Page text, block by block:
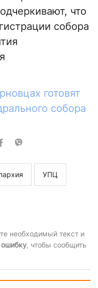
что
собора
готовят
собора
УПЦ
необходимый текст и
ошибку, чтобы сообщить